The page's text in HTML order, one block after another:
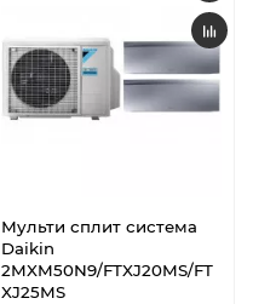
Мульти сплит система
Daikin
2MXM50N9/FTXJ20MS/FT
XJ25MS